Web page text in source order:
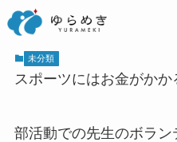
未分類
スポーツにはお金がかか
部活動での先生のボラ